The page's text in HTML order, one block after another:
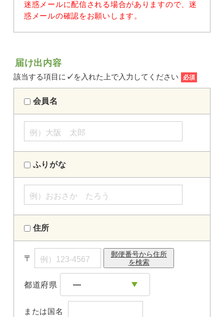
迷惑メールに配信される場合がありますので、迷
惑メールの確認をお願いします。
届け出内容
該当する項目に ✓を入れた上で入力してください 必須
会員名
ふりがな
住所
〒
郵便番号から住所
を検索
都道府県
または国名